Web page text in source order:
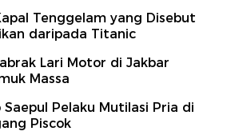
Tenggelam yang Disebut
daripada Titanic
Lari Motor di Jakbar
Massa
Saepul Pelaku Mutilasi Pria di
Piscok